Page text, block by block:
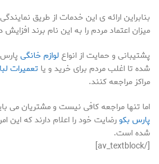
بنابراین ارائه ی این خدمات از طریق
میزان اعتماد مردم را به این نام برند
پشتیبانی و حمایت از انواعلوازم خانگی
شده تا اغلب مردم برای خرید و یا تعمیرات
مراکز مراجعه کنند.
اما تنها مراجعه کافی نیست و مشتریان می
پارس بکورضایت خود را اعلام دارند که این
شده است.
[/av_textblock]